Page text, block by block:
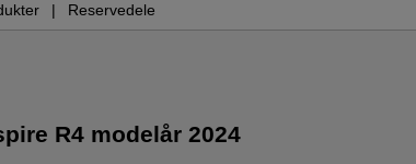
Reservedele
R4 modelår 2024